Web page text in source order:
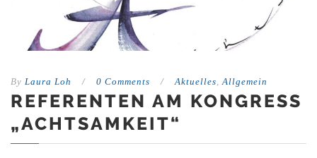
By Laura Loh / 0 Comments / Aktuelles Allgemein
REFERENTEN AM KONGRESS
„ACHTSAMKEIT“